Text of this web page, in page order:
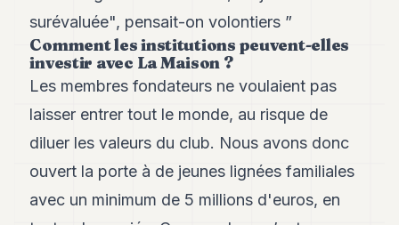
ENTREPRISES
ASSOCIATIONS
CONTACT
surévaluée", pensait-on volontiers ”
Comment les institutions peuvent-elles
investir avec La Maison ?
Les membres fondateurs ne voulaient pas
laisser entrer tout le monde, au risque de
diluer les valeurs du club. Nous avons donc
ouvert la porte à de jeunes lignées familiales
avec un minimum de 5 millions d'euros, en